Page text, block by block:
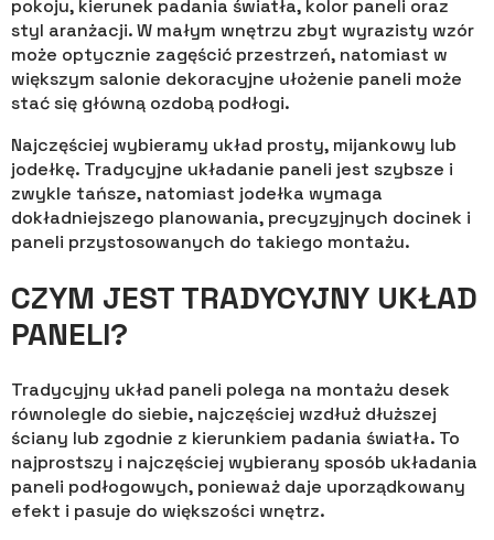
pokoju, kierunek padania światła, kolor paneli oraz
styl aranżacji. W małym wnętrzu zbyt wyrazisty wzór
może optycznie zagęścić przestrzeń, natomiast w
większym salonie dekoracyjne ułożenie paneli może
stać się główną ozdobą podłogi.
Najczęściej wybieramy układ prosty, mijankowy lub
jodełkę. Tradycyjne układanie paneli jest szybsze i
zwykle tańsze, natomiast jodełka wymaga
dokładniejszego planowania, precyzyjnych docinek i
paneli przystosowanych do takiego montażu.
CZYM JEST TRADYCYJNY UKŁAD
PANELI?
Tradycyjny układ paneli polega na montażu desek
równolegle do siebie, najczęściej wzdłuż dłuższej
ściany lub zgodnie z kierunkiem padania światła. To
najprostszy i najczęściej wybierany sposób układania
paneli podłogowych, ponieważ daje uporządkowany
efekt i pasuje do większości wnętrz.